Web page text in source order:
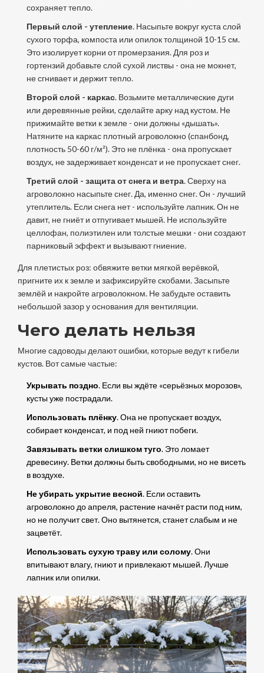
сохраняет тепло.
Первый слой - утепление. Насыпьте вокруг куста слой
сухого торфа, компоста или опилок толщиной 10-15 см.
Это изолирует корни от промерзания. Для роз и
гортензий добавьте слой сухой листвы - она не мокнет,
не сгнивает и держит тепло.
Второй слой - каркас. Возьмите металлические дуги
или деревянные рейки, сделайте арку над кустом. Не
прижимайте ветки к земле - они должны «дышать».
Натяните на каркас плотный агроволокно (спанбонд,
плотность 50-60 г/м²). Это не плёнка - она пропускает
воздух, не задерживает конденсат и не пропускает снег.
Третий слой - защита от снега и ветра. Сверху на
агроволокно насыпьте снег. Да, именно снег. Он - лучший
утеплитель. Если снега нет - используйте лапник. Он не
давит, не гниёт и отпугивает мышей. Не используйте
целлофан, полиэтилен или толстые мешки - они создают
парниковый эффект и вызывают гниение.
Для плетистых роз: обвяжите ветки мягкой верёвкой,
пригните их к земле и зафиксируйте скобами. Засыпьте
землёй и накройте агроволокном. Не забудьте оставить
небольшой зазор у основания для вентиляции.
Чего делать нельзя
Многие садоводы делают ошибки, которые ведут к гибели
кустов. Вот самые частые:
Укрывать поздно. Если вы ждёте «серьёзных морозов»,
кусты уже пострадали.
Использовать плёнку. Она не пропускает воздух,
собирает конденсат, и под ней гниют побеги.
Завязывать ветки слишком туго. Это ломает
древесину. Ветки должны быть свободными, но не висеть
в воздухе.
Не убирать укрытие весной. Если оставить
агроволокно до апреля, растение начнёт расти под ним,
но не получит свет. Оно вытянется, станет слабым и не
зацветёт.
Использовать сухую траву или солому. Они
впитывают влагу, гниют и привлекают мышей. Лучше
лапник или опилки.